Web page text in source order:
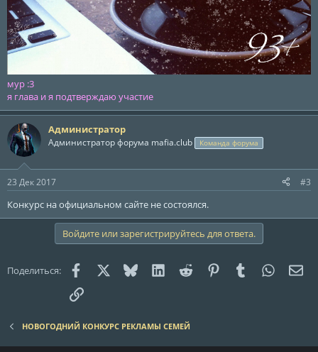
мур :3
я глава и я подтверждаю участие
Администратор
Администратор форума mafia.club Команда форума
23 Дек 2017 #3
Конкурс на официальном сайте не состоялся.
Войдите или зарегистрируйтесь для ответа.
Поделиться: FacebookX (Twitter)
Bluesky LinkedInReddit PinterestTumblr
Ссылка
НОВОГОДНИЙ КОНКУРС РЕКЛАМЫ СЕМЕЙ